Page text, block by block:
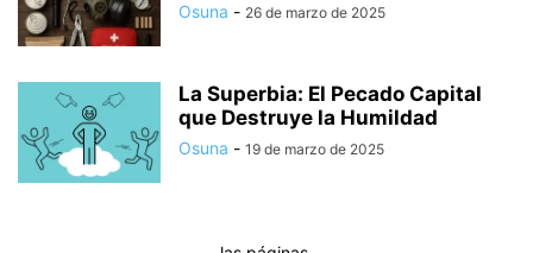
Osuna - 26 de marzo de 2025
La Superbia: El Pecado Capital
que Destruye la Humildad
Osuna - 19 de marzo de 2025